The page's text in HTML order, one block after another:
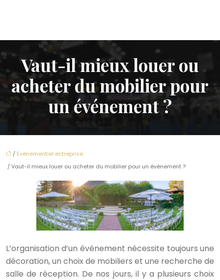
Vaut-il mieux louer ou
acheter du mobilier pour
un événement ?
/ Evénementiel entreprise
/ Vaut-il mieux louer ou acheter du mobilier pour un événement ?
L’organisation d’un événement nécessite toujours une
décoration, un choix de mobiliers et une recherche de
salle de réception. De nos jours, il y a plusieurs choix